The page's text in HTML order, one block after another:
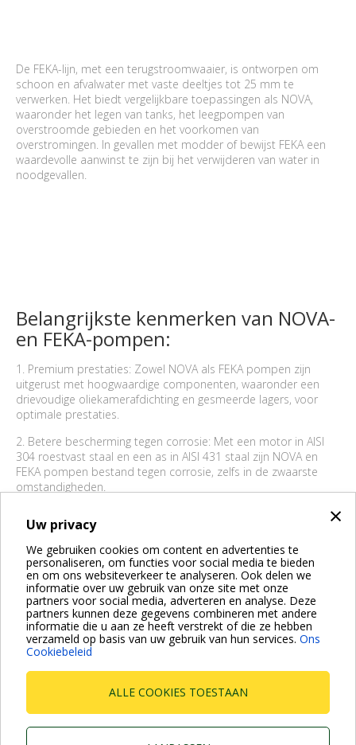
×
Uw privacy
We gebruiken cookies om content en advertenties te
personaliseren, om functies voor social media te bieden
en om ons websiteverkeer te analyseren. Ook delen we
informatie over uw gebruik van onze site met onze
partners voor social media, adverteren en analyse. Deze
partners kunnen deze gegevens combineren met andere
informatie die u aan ze heeft verstrekt of die ze hebben
verzameld op basis van uw gebruik van hun services. Ons
Cookiebeleid
ALLE COOKIES TOESTAAN
De FEKA-lijn, met een terugstroomwaaier, is ontworpen om
schoon en afvalwater met vaste deeltjes tot 25 mm te
verwerken. Het biedt vergelijkbare toepassingen als NOVA,
waaronder het legen van tanks, het leegpompen van
overstroomde gebieden en het voorkomen van
overstromingen. In gevallen met modder of bewijst FEKA een
waardevolle aanwinst te zijn bij het verwijderen van water in
noodgevallen.
Belangrijkste kenmerken van NOVA-
en FEKA-pompen:
1. Premium prestaties: Zowel NOVA als FEKA pompen zijn
uitgerust met hoogwaardige componenten, waaronder een
drievoudige oliekamerafdichting en gesmeerde lagers, voor
optimale prestaties.
2. Betere bescherming tegen corrosie: Met een motor in AISI
304 roestvast staal en een as in AISI 431 staal zijn NOVA en
FEKA pompen bestand tegen corrosie, zelfs in de zwaarste
omstandigheden.
zijn op hevige regenval en overstromingen, zeker geen slechte
zaak. DAB's NOVA en FEKA huishoudelijke dompelpompen
komen naar voren als betrouwbare en efficiënte hulpmiddelen
om de uitdagingen van extreem weer en overstromingen te
bestrijden. Door proactief te investeren in deze betrouwbare
oplossingen, kunnen we onze huizen en bedrijven beschermen
en zorgen voor veiligheid, stabiliteit en droogte. Wacht niet op
de volgende overstroming - bescherm uw huis met DAB's
NOVA en FEKA pompen.